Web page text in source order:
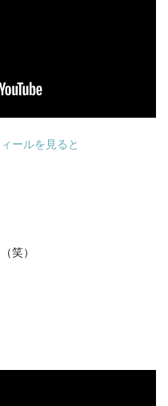
ールを見ると
笑）